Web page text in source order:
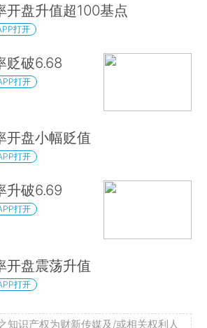
开盘升值超100基点
打开
贬破6.68
打开
开盘小幅贬值
打开
升破6.69
打开
开盘震荡升值
打开
知识产权为财新传媒及/或相关权利人